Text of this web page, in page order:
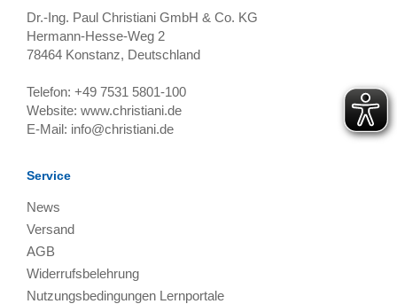
Dr.-Ing. Paul Christiani GmbH & Co. KG
Hermann-Hesse-Weg 2
78464 Konstanz, Deutschland
Telefon: +49 7531 5801-100
Website: www.christiani.de
E-Mail: info@christiani.de
Service
News
Versand
AGB
Widerrufsbelehrung
Nutzungsbedingungen Lernportale